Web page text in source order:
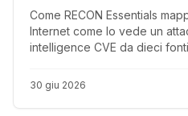
Come RECON Essentials
Internet come lo vede un
intelligence CVE da dieci
report NIS2 pronto per il
30 giu 2026